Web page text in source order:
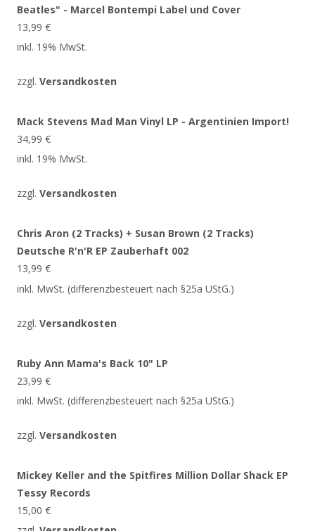
Beatles" - Marcel Bontempi Label und Cover
13,99 €
inkl. 19% MwSt.
zzgl. Versandkosten
Mack Stevens Mad Man Vinyl LP - Argentinien Import!
34,99 €
inkl. 19% MwSt.
zzgl. Versandkosten
Chris Aron (2 Tracks) + Susan Brown (2 Tracks)
Deutsche R'n'R EP Zauberhaft 002
13,99 €
inkl. MwSt. (differenzbesteuert nach §25a UStG.)
zzgl. Versandkosten
Ruby Ann Mama's Back 10" LP
23,99 €
inkl. MwSt. (differenzbesteuert nach §25a UStG.)
zzgl. Versandkosten
Mickey Keller and the Spitfires Million Dollar Shack EP
Tessy Records
15,00 €